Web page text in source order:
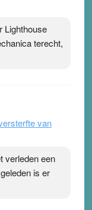
Lighthouse
terecht,
van
verleden een
is er